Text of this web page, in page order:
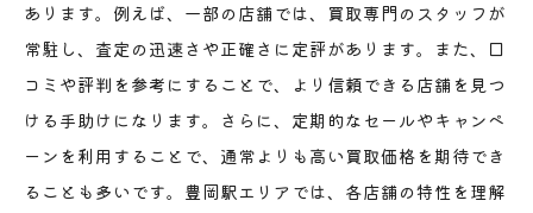
あります。例えば、一部の店舗では、買取専門のスタッフが
常駐し、査定の迅速さや正確さに定評があります。また、口
コミや評判を参考にすることで、より信頼できる店舗を見つ
ける手助けになります。さらに、定期的なセールやキャンペ
ーンを利用することで、通常よりも高い買取価格を期待でき
ることも多いです。豊岡駅エリアでは、各店舗の特性を理解